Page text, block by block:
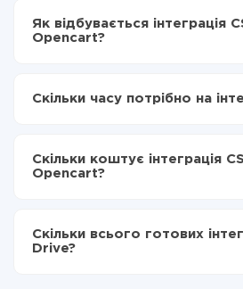
Як відбувається інтеграція
Opencart?
Вибираєте які дані
Тепер дані будуть
CS-Cart в Opencart
Скільки часу потрібно на
становити від 5-ти до 30-хвилин.
налаштування займає 10-15
Скільки коштує інтеграція
Opencart?
Ви оплачуєте лише кількість
передаються з однієї вашої
Скільки всього готових
Drive?